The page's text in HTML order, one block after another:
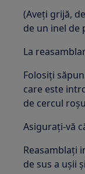
(Aveți grijă,
de un inel de
La
Folosiți
care este
de cercul
Asigurați-vă
Reasamblați
de sus a ușii